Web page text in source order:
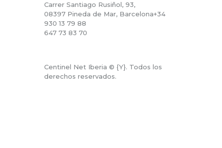
Carrer Santiago Rusiñol, 93,
08397 Pineda de Mar, Barcelona‎+34
930 13 79 88
647 73 83 70
Centinel Net Iberia © {Y}. Todos los
derechos reservados.